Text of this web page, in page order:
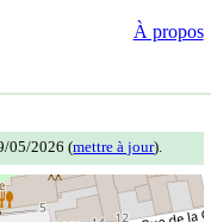
À propos
05/2026 (mettre à jour).